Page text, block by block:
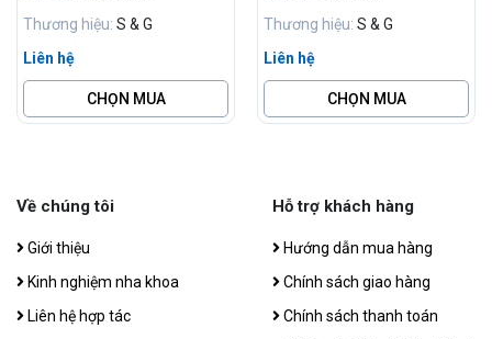
Thương hiệu: S & G
Liên hệ
CHỌN MUA
Thương hiệu: S & G
Liên hệ
CHỌN MUA
Về chúng tôi
Giới thiệu
Kinh nghiệm nha khoa
Liên hệ hợp tác
Hỗ trợ khách hàng
Hướng dẫn mua hàng
Chính sách giao hàng
Chính sách thanh toán